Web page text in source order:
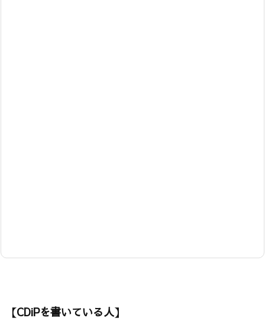
【CDiPを書いている人】